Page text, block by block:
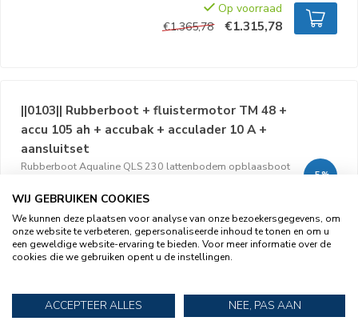
Op voorraad
€1.365,78
€1.315,78
||0103|| Rubberboot + fluistermotor TM 48 +
accu 105 ah + accubak + acculader 10 A +
aansluitset
Rubberboot Aqualine QLS 230 lattenbodem opblaasboot
accu 12 v 105 ah type 31DC
& Accutester 60A
LBC 512-10S acculader 12 volt 10A
Complete aansluit set 12 volt: voor fluistermotor,
acculader en accubak
-5%
+ +
WIJ GEBRUIKEN COOKIES
We kunnen deze plaatsen voor analyse van onze bezoekersgegevens, om
onze website te verbeteren, gepersonaliseerde inhoud te tonen en om u
een geweldige website-ervaring te bieden. Voor meer informatie over de
cookies die we gebruiken opent u de instellingen.
ACCEPTEER ALLES
NEE, PAS AAN